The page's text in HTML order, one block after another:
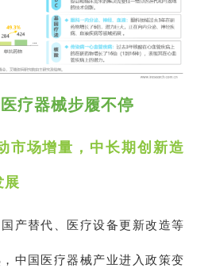
疗器械步履不停
市场增量，中长期创新造
展
产替代、医疗设备更新改造等
中国医疗器械产业进入政策变